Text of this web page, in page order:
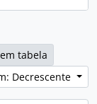
tabela
Decrescente